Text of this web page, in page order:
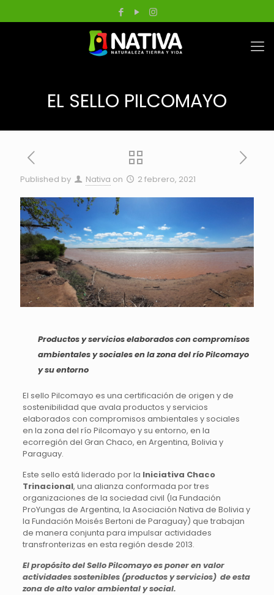
EL SELLO PILCOMAYO
Published by Nativa on 2 febrero, 2021
Productos y servicios elaborados con compromisos
ambientales y sociales en la zona delríoPilcomayo
y su entorno
El sello Pilcomayo es una certificación de origen y de
sostenibilidad que avala productos y servicios
elaborados con compromisos ambientales y sociales
en la zona del río Pilcomayo y su entorno, en la
ecorregión del Gran Chaco, en Argentina, Bolivia y
Paraguay.
Este sello está liderado por la Iniciativa Chaco
Trinacional, una alianza conformada por tres
organizaciones de la sociedad civil (la Fundación
ProYungas de Argentina, la Asociación Nativa de Bolivia y
la Fundación Moisés Bertoni de Paraguay) que trabajan
de manera conjunta para impulsar actividades
transfronterizas en esta región desde 2013.
El propósito del Sello Pilcomayo es poner en valor
actividades sostenibles (productos y servicios) de esta
zona de alto valor ambiental y social.